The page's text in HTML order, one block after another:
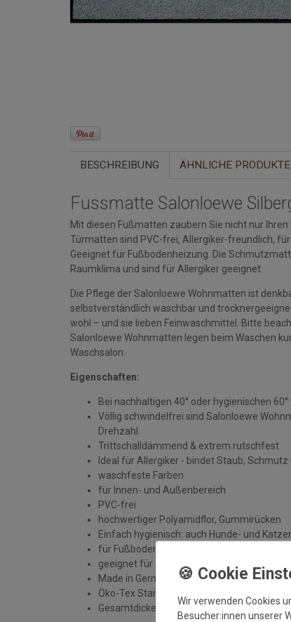
BESCHREIBUNG ÄHNLICHE PRODUKTE
Fussmatte Salonloewe
Mit diesen Fußmatten zaubern Sie nicht nur
Türmatten sind PVC-frei, Allergiker-freundlich,
Geeignet für Fußbodenheizung. Die
Raumklima und sind für Allergiker geeignet.
Die Pflege der Salonloewe Wohnmatten ist
selbstverständlich waschbar und
wohl – und sie lieben Feinwaschmittel. Bitte
Salonloewe Wohnmatten legen beim Waschen
Waschsalon.
Eigenschaften:
Bei nachhaltigen 40° oder hygienischen
Völlig schwindelfrei sind Salonloewe
Drehzahl.
Trittschalldämmend & extrem rutschfest
Ideal für Allergiker - bindet Staub, Schmutz
waschfeste Farben
für Innen- und Außenbereich
PVC-frei
hochwertiger Polyamidflor, Gummirücken
Einfach hygienisch: auch Hunde- und
für Fußbodenheizung geeignet
geeignet für alle sauberen, trockenen und
Made in Germany
Öko-Tex Standard 100
Gesamtdicke: ca. 7 mm
Wir verwenden Cookies
Besucher:innen unserer